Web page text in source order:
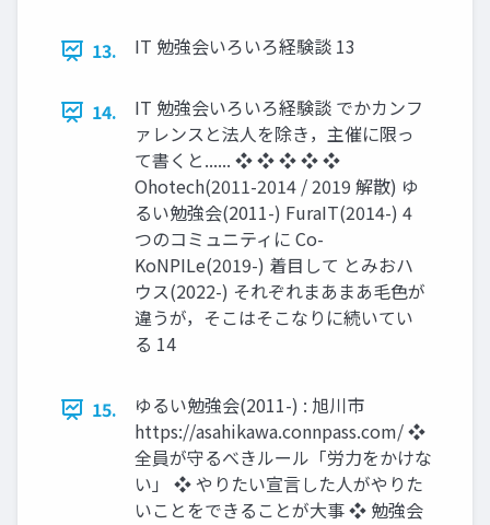
13. IT 勉強会いろいろ経験談 13
14.
IT 勉強会いろいろ経験談 でかカンフ
ァレンスと法人を除き，主催に限っ
て書くと...... ❖ ❖ ❖ ❖ ❖
Ohotech(2011-2014 / 2019 解散) ゆ
るい勉強会(2011-) FuraIT(2014-) 4
つのコミュニティに Co-
KoNPILe(2019-) 着目して とみおハ
ウス(2022-) それぞれまあまあ毛色が
違うが，そこはそこなりに続いてい
る 14
15.
ゆるい勉強会(2011-) : 旭川市
https://asahikawa.connpass.com/ ❖
全員が守るべきルール「労力をかけな
い」 ❖ やりたい宣言した人がやりた
いことをできることが大事 ❖ 勉強会